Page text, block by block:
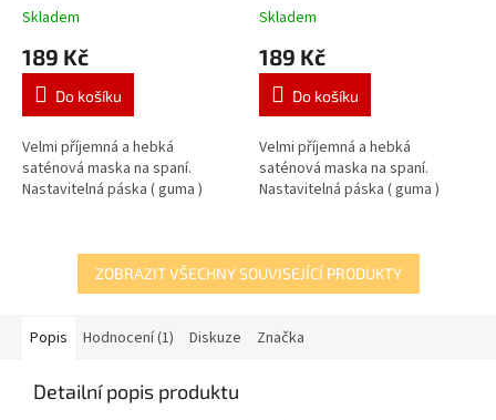
zelená
Skladem
189 Kč
Do košíku
Velmi příjemná a hebká
saténová maska na spaní.
Nastavitelná páska ( guma )
modrá
Skladem
189 Kč
Do košíku
Velmi příjemná a hebká
saténová maska na spaní.
Nastavitelná páska ( guma )
ZOBRAZIT VŠECHNY SOUVISEJÍCÍ PRODUKTY
Popis Hodnocení (1) Diskuze Značka
Detailní popis produktu